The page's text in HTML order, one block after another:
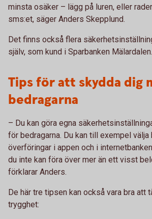
minsta osäker – lägg på luren, eller
sms:et, säger Anders Skepplund.
Det finns också flera
själv, som kund i Sparbanken Mälardalen.
Tips för att skydda dig
bedragarna
– Du kan göra egna
för bedragarna. Du kan till exempel
överföringar i appen och i
du inte kan föra över mer än ett visst
förklarar Anders.
De här tre tipsen kan också vara bra att
trygghet: